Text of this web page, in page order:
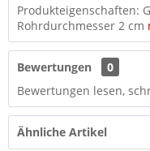
Produkteigenschaften:
Rohrdurchmesser 2 cm
Bewertungen
0
Bewertungen lesen,
Ähnliche Artikel